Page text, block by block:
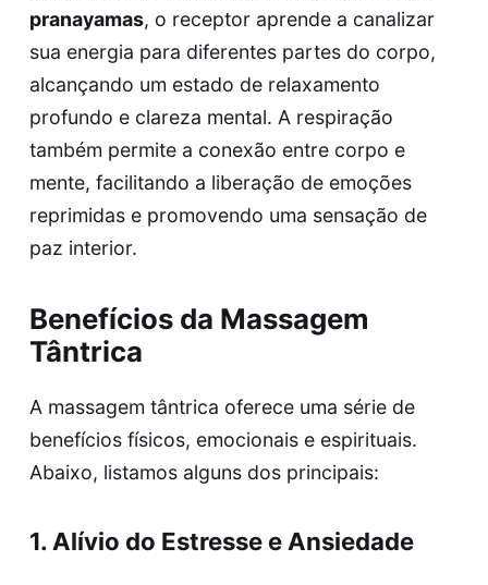
pranayamas, o receptor aprende a canalizar
sua energia para diferentes partes do corpo,
alcançando um estado de relaxamento
profundo e clareza mental. A respiração
também permite a conexão entre corpo e
mente, facilitando a liberação de emoções
reprimidas e promovendo uma sensação de
paz interior.
Benefícios da Massagem
Tântrica
A massagem tântrica oferece uma série de
benefícios físicos, emocionais e espirituais.
Abaixo, listamos alguns dos principais:
1. Alívio do Estresse e Ansiedade